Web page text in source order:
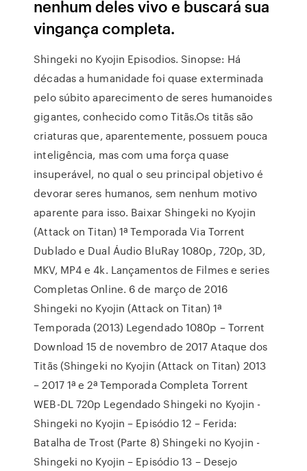
nenhum deles vivo e buscará sua
vingança completa.
Shingeki no Kyojin Episodios. Sinopse: Há
décadas a humanidade foi quase exterminada
pelo súbito aparecimento de seres humanoides
gigantes, conhecido como Titãs.Os titãs são
criaturas que, aparentemente, possuem pouca
inteligência, mas com uma força quase
insuperável, no qual o seu principal objetivo é
devorar seres humanos, sem nenhum motivo
aparente para isso. Baixar Shingeki no Kyojin
(Attack on Titan) 1ª Temporada Via Torrent
Dublado e Dual Áudio BluRay 1080p, 720p, 3D,
MKV, MP4 e 4k. Lançamentos de Filmes e series
Completas Online. 6 de março de 2016
Shingeki no Kyojin (Attack on Titan) 1ª
Temporada (2013) Legendado 1080p – Torrent
Download 15 de novembro de 2017 Ataque dos
Titãs (Shingeki no Kyojin (Attack on Titan) 2013
– 2017 1ª e 2ª Temporada Completa Torrent
WEB-DL 720p Legendado Shingeki no Kyojin -
Shingeki no Kyojin – Episódio 12 – Ferida:
Batalha de Trost (Parte 8) Shingeki no Kyojin -
Shingeki no Kyojin – Episódio 13 – Desejo